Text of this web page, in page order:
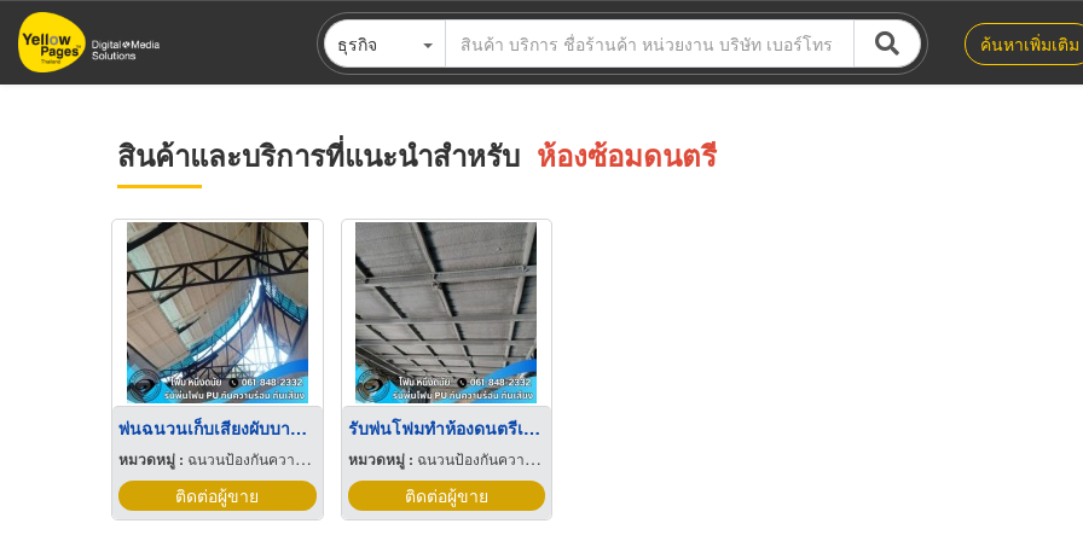
ข้าม
ไป
ธุรกิจ ค้นหาเพิ่มเติม
สินค้าและบริการที่แนะนำสำหรับ ห้องซ้อมดนตรี
พ่นฉนวนเก็บเสียงผับบาร์-ห้องซ้อมดนตรี
หมวดหมู่ : ฉนวนป้องกันความร้อนและความเย็น
ติดต่อผู้ขาย
รับพ่นโฟมทำห้องดนตรีเก็บเสียง-ห้องซ้อมดนตรี ราคา
หมวดหมู่ : ฉนวนป้องกันความร้อนและความเย็น
ติดต่อผู้ขาย